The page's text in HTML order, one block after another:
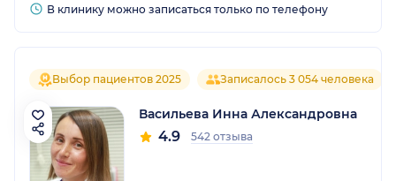
В клинику можно записаться только по телефону
Выбор пациентов 2025 Записалось 3 054 человека
Васильева Инна Александровна
4.9 542 отзыва